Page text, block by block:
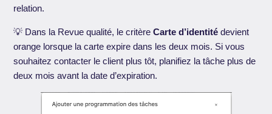
relation.
💡 Dans la Revue qualité, le critèreCarte d’identité devient
orange lorsque la carte expire dans les deux mois. Si vous
souhaitez contacter le client plus tôt, planifiez la tâche plus de
deux mois avant la date d’expiration.